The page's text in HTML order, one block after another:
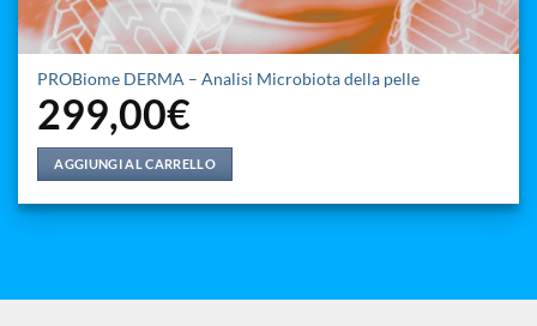
PROBiome DERMA – Analisi Microbiota della pelle
299,00€
AGGIUNGI AL CARRELLO